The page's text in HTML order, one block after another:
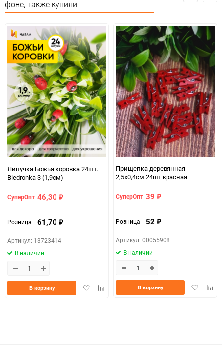
Единица измерения упак
фоне, также купили
Липучка Божья коровка 24шт.
Biedronka 3 (1,9см)
СуперОпт 46,30 ₽
Розница 61,70 ₽
Артикул: 13723414
В наличии
ДобавитьДобавить
В корзину
Прищепка деревянная
2,5х0,4см 24шт красная
СуперОпт 39 ₽
Розница 52 ₽
Артикул: 00055908
В наличии
Добавить
В корзину